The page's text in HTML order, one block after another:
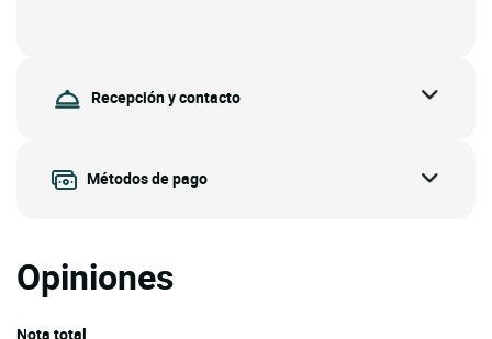
Recepción y contacto
Métodos de pago
Opiniones
Nota total